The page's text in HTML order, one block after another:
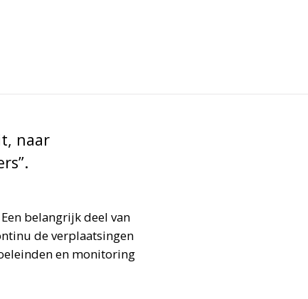
naar
belangrijk deel van
de verplaatsingen
en monitoring